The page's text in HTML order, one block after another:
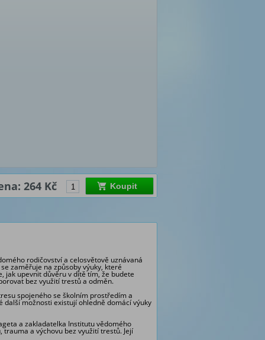
264 Kč Koupit
rodičovství a celosvětově uznávaná
zaměřuje na způsoby výuky, které
jak upevnit důvěru v dítě tím, že budete
bez využití trestů a odměn.
spojeného se školním prostředím a
další možnosti existují ohledně domácí výuky
a zakladatelka Institutu vědomého
a výchovu bez využití trestů. Její